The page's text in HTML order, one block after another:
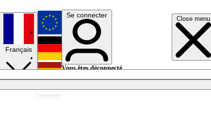
Close menu
Français
English
Deutsch
Se connecter
Vous êtes déconnecté.